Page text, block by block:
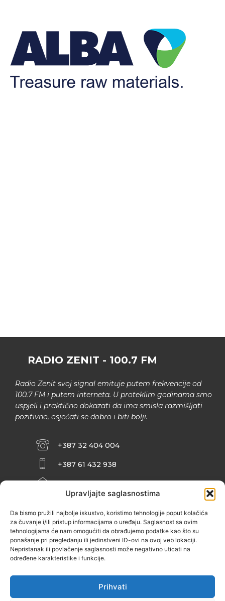
Upravljajte saglasnostima
Da bismo pružili najbolje iskustvo, koristimo tehnologije poput kolačića
za čuvanje i/ili pristup informacijama o uređaju. Saglasnost sa ovim
tehnologijama će nam omogućiti da obrađujemo podatke kao što su
ponašanje pri pregledanju ili jedinstveni ID-ovi na ovoj veb lokaciji.
Nepristanak ili povlačenje saglasnosti može negativno uticati na
određene karakteristike i funkcije.
Prihvati
RADIO ZENIT - 100.7 FM
Radio Zenit svoj signal emituje putem frekvencije od
100.7 FM i putem interneta. U proteklim godinama smo
uspjeli i praktično dokazati da ima smisla razmišljati
pozitivno, osjećati se dobro i biti bolji.
+387 32 404 004
+387 61 432 938
INFO@ZENIT.BA
ZENIČANKA, 3. SPRAT), 72000 ZENICA